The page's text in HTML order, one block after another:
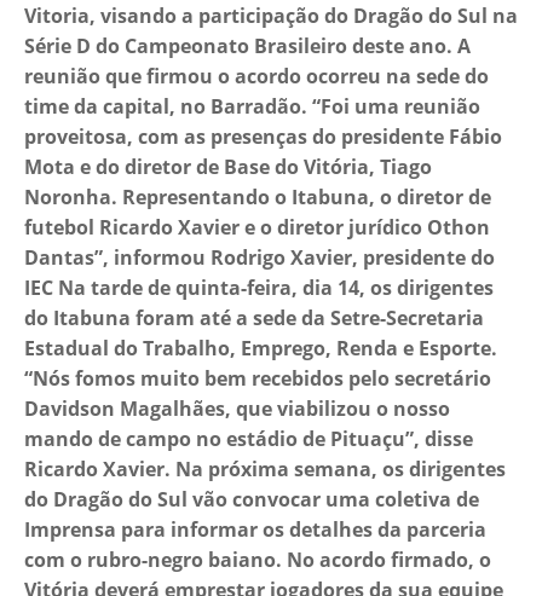
Vitoria, visando a participação do Dragão do Sul na
Série D do Campeonato Brasileiro deste ano. A
reunião que firmou o acordo ocorreu na sede do
time da capital, no Barradão. “Foi uma reunião
proveitosa, com as presenças do presidente Fábio
Mota e do diretor de Base do Vitória, Tiago
Noronha. Representando o Itabuna, o diretor de
futebol Ricardo Xavier e o diretor jurídico Othon
Dantas”, informou Rodrigo Xavier, presidente do
IEC Na tarde de quinta-feira, dia 14, os dirigentes
do Itabuna foram até a sede da Setre-Secretaria
Estadual do Trabalho, Emprego, Renda e Esporte.
“Nós fomos muito bem recebidos pelo secretário
Davidson Magalhães, que viabilizou o nosso
mando de campo no estádio de Pituaçu”, disse
Ricardo Xavier. Na próxima semana, os dirigentes
do Dragão do Sul vão convocar uma coletiva de
Imprensa para informar os detalhes da parceria
com o rubro-negro baiano. No acordo firmado, o
Vitória deverá emprestar jogadores da sua equipe